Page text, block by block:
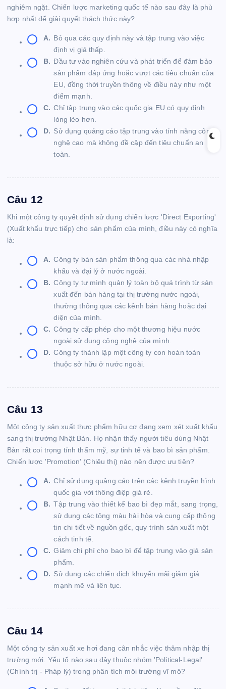
nghiêm ngặt. Chiến lược marketing quốc tế nào sau đây là phù
hợp nhất để giải quyết thách thức này?
A. Bỏ qua các quy định này và tập trung vào việc
định vị giá thấp.
B. Đầu tư vào nghiên cứu và phát triển để đảm bảo
sản phẩm đáp ứng hoặc vượt các tiêu chuẩn của
EU, đồng thời truyền thông về điều này như một
điểm mạnh.
C. Chỉ tập trung vào các quốc gia EU có quy định
lỏng lẻo hơn.
D. Sử dụng quảng cáo tập trung vào tính năng công
nghệ cao mà không đề cập đến tiêu chuẩn an
toàn.
Câu 12
Khi một công ty quyết định sử dụng chiến lược 'Direct Exporting'
(Xuất khẩu trực tiếp) cho sản phẩm của mình, điều này có nghĩa
là:
A. Công ty bán sản phẩm thông qua các nhà nhập
khẩu và đại lý ở nước ngoài.
B. Công ty tự mình quản lý toàn bộ quá trình từ sản
xuất đến bán hàng tại thị trường nước ngoài,
thường thông qua các kênh bán hàng hoặc đại
diện của mình.
C. Công ty cấp phép cho một thương hiệu nước
ngoài sử dụng công nghệ của mình.
D. Công ty thành lập một công ty con hoàn toàn
thuộc sở hữu ở nước ngoài.
Câu 13
Một công ty sản xuất thực phẩm hữu cơ đang xem xét xuất khẩu
sang thị trường Nhật Bản. Họ nhận thấy người tiêu dùng Nhật
Bản rất coi trọng tính thẩm mỹ, sự tinh tế và bao bì sản phẩm.
Chiến lược 'Promotion' (Chiêu thị) nào nên được ưu tiên?
A. Chỉ sử dụng quảng cáo trên các kênh truyền hình
quốc gia với thông điệp giá rẻ.
B. Tập trung vào thiết kế bao bì đẹp mắt, sang trọng,
sử dụng các tông màu hài hòa và cung cấp thông
tin chi tiết về nguồn gốc, quy trình sản xuất một
cách tinh tế.
C. Giảm chi phí cho bao bì để tập trung vào giá sản
phẩm.
D. Sử dụng các chiến dịch khuyến mãi giảm giá
mạnh mẽ và liên tục.
Câu 14
Một công ty sản xuất xe hơi đang cân nhắc việc thâm nhập thị
trường mới. Yếu tố nào sau đây thuộc nhóm 'Political-Legal'
(Chính trị - Pháp lý) trong phân tích môi trường vĩ mô?